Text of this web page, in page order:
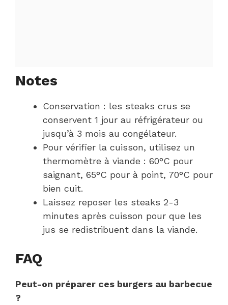
Notes
Conservation : les steaks crus se
conservent 1 jour au réfrigérateur ou
jusqu’à 3 mois au congélateur.
Pour vérifier la cuisson, utilisez un
thermomètre à viande : 60°C pour
saignant, 65°C pour à point, 70°C pour
bien cuit.
Laissez reposer les steaks 2-3
minutes après cuisson pour que les
jus se redistribuent dans la viande.
FAQ
Peut-on préparer ces burgers au barbecue
?